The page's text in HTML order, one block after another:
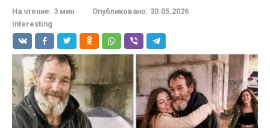
На чтение: 3 мин Опубликовано: 30.05.2026
interesting